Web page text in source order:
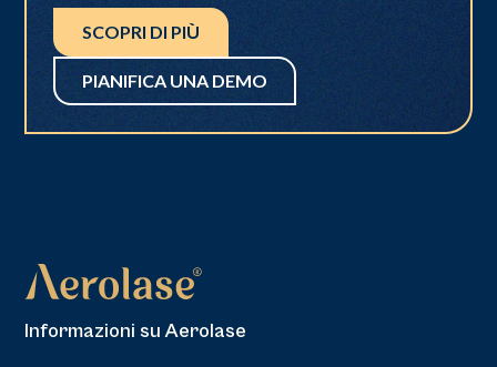
SCOPRI DI PIÙ
PIANIFICA UNA DEMO
Informazioni su Aerolase